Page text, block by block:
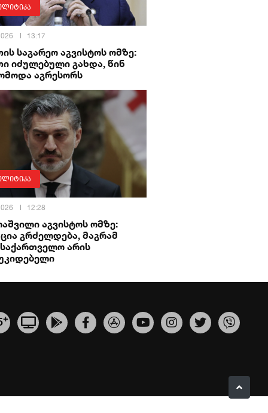
13:17
საგარეო აგვისტოს ომზე:
იძულებული გახდა, წინ
აგრესორს
12:28
აგვისტოს ომზე:
გრძელდება, მაგრამ
არის
+